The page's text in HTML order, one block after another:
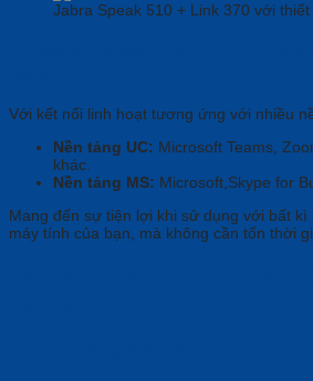
Jabra Speak 510 + Link 370 với
Với kết nối linh hoạt tương ứng với nhiều
Nền tảng UC: Microsoft Teams,
khác.
Nền tảng MS: Microsoft,Skype for
Mang đến sự tiện lợi khi sử dụng với bất kì
máy tính của bạn, mà không cần tốn thời